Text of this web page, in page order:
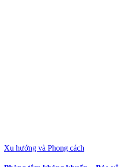
Xu hướng và Phong cách